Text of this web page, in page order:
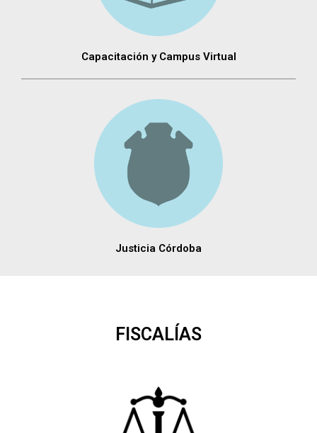
Capacitación y Campus Virtual
Justicia Córdoba
FISCALÍAS